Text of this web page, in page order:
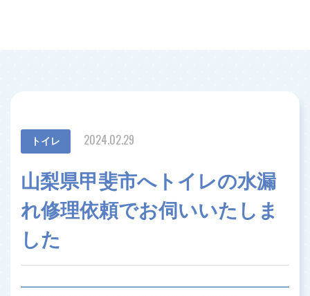
トイレ 2024.02.29
山梨県甲斐市へトイレの水漏
れ修理依頼でお伺いいたしま
した